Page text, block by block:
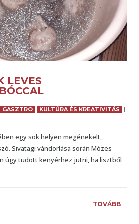
LEVES
GASZTRO KULTÚRA ÉS KREATIVITÁS
|
egy sok helyen megénekelt,
Sivatagi vándorlása során Mózes
úgy tudott kenyérhez jutni, ha lisztből
TOVÁBB